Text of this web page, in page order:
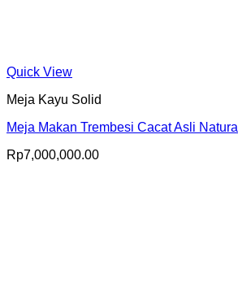
Quick View
Meja Kayu Solid
Meja Makan Trembesi Cacat Asli Natural
Rp7,000,000.00